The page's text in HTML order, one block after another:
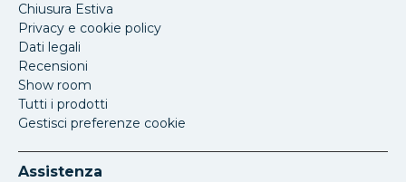
Chiusura Estiva
Privacy e cookie policy
Dati legali
Recensioni
Show room
Tutti i prodotti
Gestisci preferenze cookie
Assistenza